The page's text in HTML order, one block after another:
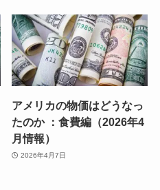
アメリカの物価はどうなっ
たのか ：食費編（2026年4
月情報）
2026年4月7日